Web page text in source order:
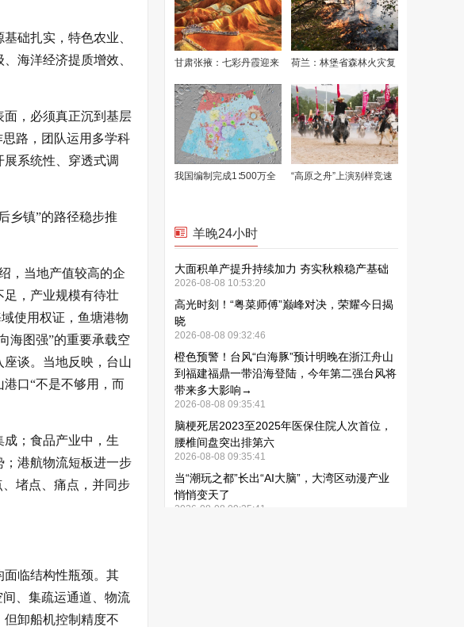
础扎实，特色农业、
海洋经济提质增效、
，必须真正沉到基层
路，团队运用多学科
系统性、穿透式调
乡镇”的路径稳步推
，当地产值较高的企
足，产业规模有待壮
使用权证，鱼塘港物
海图强”的重要承载空
谈。当地反映，台山
口“不是不够用，而
；食品产业中，生
港航物流短板进一步
堵点、痛点，并同步
面临结构性瓶颈。其
、集疏运通道、物流
卸船机控制精度不